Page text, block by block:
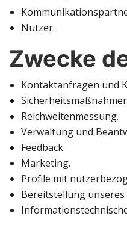
Nutzer.
Zwecke
Kontaktanfragen und
Reichweitenmessung.
Verwaltung und
Feedback.
Marketing.
Profile mit
Bereitstellung